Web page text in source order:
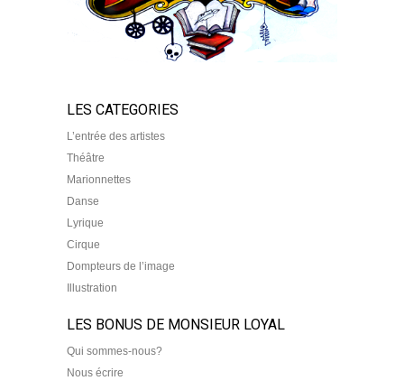
LES CATEGORIES
L’entrée des artistes
Théâtre
Marionnettes
Danse
Lyrique
Cirque
Dompteurs de l’image
Illustration
LES BONUS DE MONSIEUR LOYAL
Qui sommes-nous?
Nous écrire